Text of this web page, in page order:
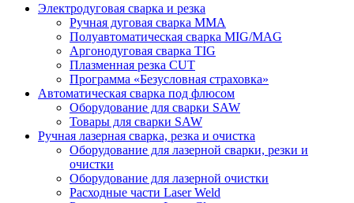
Электродуговая сварка и резка
Ручная дуговая сварка MMA
Полуавтоматическая сварка MIG/MAG
Аргонодуговая сварка TIG
Плазменная резка CUT
Программа «Безусловная страховка»
Автоматическая сварка под флюсом
Оборудование для сварки SAW
Товары для сварки SAW
Ручная лазерная сварка, резка и очистка
Оборудование для лазерной сварки, резки и
очистки
Оборудование для лазерной очистки
Расходные части Laser Weld